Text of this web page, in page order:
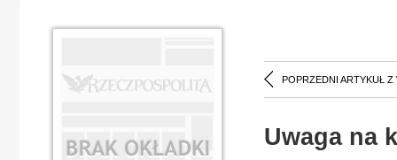
POPRZEDNI ARTYKUŁ Z
Uwaga na